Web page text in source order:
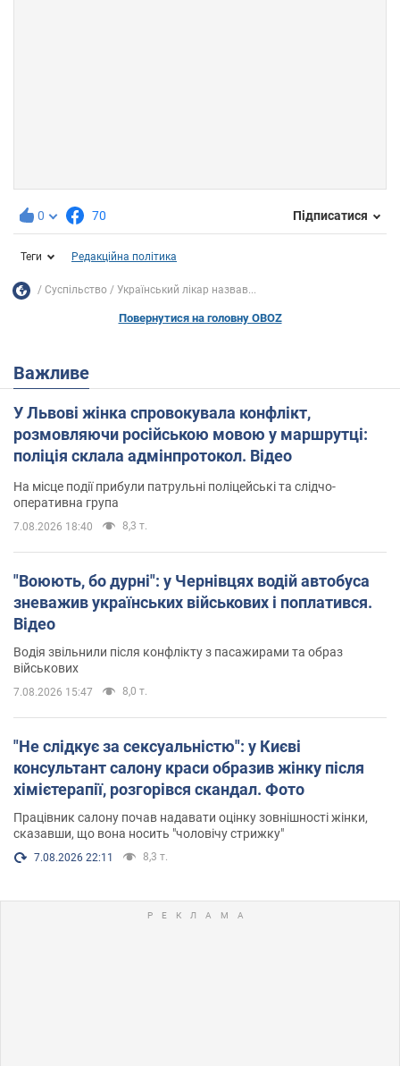
0 70 Підписатися
Теги Редакційна політика
Суспільство Український лікар назвав...
Повернутися на головну OBOZ
Важливе
У Львові жінка спровокувала конфлікт,
розмовляючи російською мовою у маршрутці:
поліція склала адмінпротокол. Відео
На місце події прибули патрульні поліцейські та слідчо-
оперативна група
7.08.2026 18:40 8,3 т.
"Воюють, бо дурні": у Чернівцях водій автобуса
зневажив українських військових і поплатився.
Відео
Водія звільнили після конфлікту з пасажирами та образ
військових
7.08.2026 15:47 8,0 т.
"Не слідкує за сексуальністю": у Києві
консультант салону краси образив жінку після
хімієтерапії, розгорівся скандал. Фото
Працівник салону почав надавати оцінку зовнішності жінки,
сказавши, що вона носить "чоловічу стрижку"
7.08.2026 22:11 8,3 т.